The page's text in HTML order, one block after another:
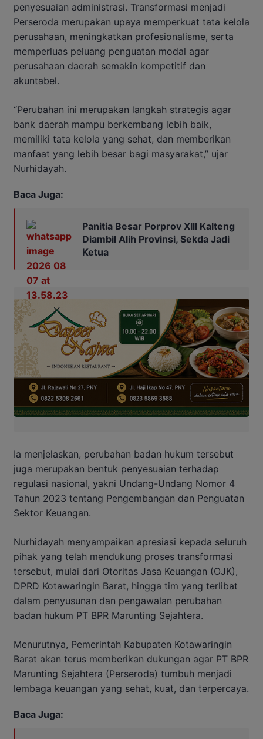
penyesuaian administrasi. Transformasi menjadi
Perseroda merupakan upaya memperkuat tata kelola
perusahaan, meningkatkan profesionalisme, serta
memperluas peluang penguatan modal agar
perusahaan daerah semakin kompetitif dan
akuntabel.
“Perubahan ini merupakan langkah strategis agar
bank daerah mampu berkembang lebih baik,
memiliki tata kelola yang sehat, dan memberikan
manfaat yang lebih besar bagi masyarakat,” ujar
Nurhidayah.
Baca Juga:
Panitia Besar Porprov Xlll Kalteng
Diambil Alih Provinsi, Sekda Jadi
Ketua
Ia menjelaskan, perubahan badan hukum tersebut
juga merupakan bentuk penyesuaian terhadap
regulasi nasional, yakni Undang-Undang Nomor 4
Tahun 2023 tentang Pengembangan dan Penguatan
Sektor Keuangan.
Nurhidayah menyampaikan apresiasi kepada seluruh
pihak yang telah mendukung proses transformasi
tersebut, mulai dari Otoritas Jasa Keuangan (OJK),
DPRD Kotawaringin Barat, hingga tim yang terlibat
dalam penyusunan dan pengawalan perubahan
badan hukum PT BPR Marunting Sejahtera.
Menurutnya, Pemerintah Kabupaten Kotawaringin
Barat akan terus memberikan dukungan agar PT BPR
Marunting Sejahtera (Perseroda) tumbuh menjadi
lembaga keuangan yang sehat, kuat, dan terpercaya.
Baca Juga: